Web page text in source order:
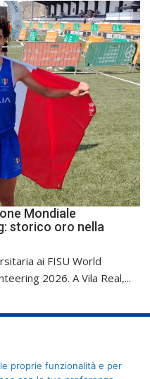
Mondiale
storico oro nella
ai FISU World
2026. A Vila Real,...
Sport Universitario - Via
proprie funzionalità e per